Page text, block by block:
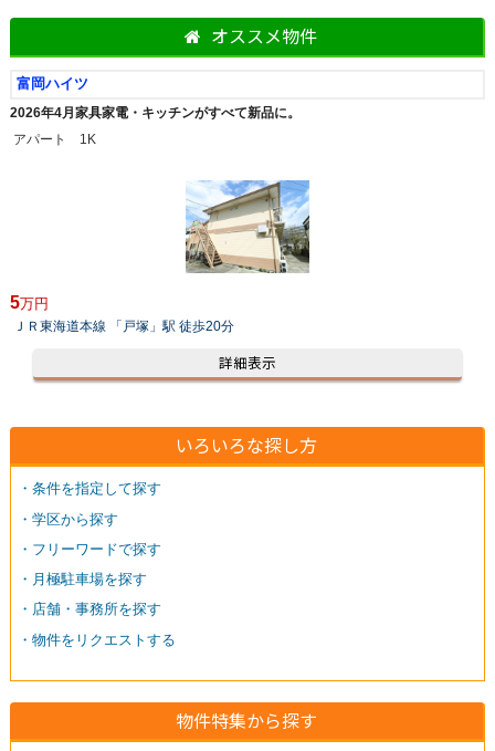
オススメ物件
富岡ハイツ
2026年4月家具家電・キッチンがすべて新品に。
アパート 1K
5万円
ＪＲ東海道本線 「戸塚」駅 徒歩20分
詳細表示
いろいろな探し方
・条件を指定して探す
・学区から探す
・フリーワードで探す
・月極駐車場を探す
・店舗・事務所を探す
・物件をリクエストする
物件特集から探す